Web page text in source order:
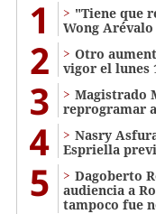
1
"Tiene que
Wong
2
Otro
vigor el lunes
3
Magistrado
reprogramar
4
Nasry
Espriella
5
Dagoberto
audiencia a
tampoco fue